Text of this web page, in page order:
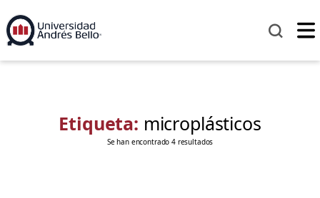
Etiqueta: microplásticos
Se han encontrado 4 resultados